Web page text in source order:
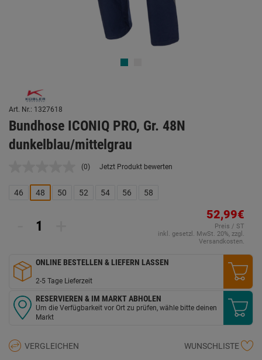
Art. Nr.: 1327618
Bundhose ICONIQ PRO, Gr. 48N
dunkelblau/mittelgrau
Kein
Link
auf
(0) Jetzt Produkt bewerten
46 48 50 52 54 56 58
52,99€
Preis / ST
inkl. gesetzl. MwSt. 20%, zzgl.
Versandkosten.
ONLINE BESTELLEN & LIEFERN LASSEN
2-5 Tage Lieferzeit
RESERVIEREN & IM MARKT ABHOLEN
Um die Verfügbarkeit vor Ort zu prüfen, wähle bitte deinen
Markt
VERGLEICHEN WUNSCHLISTE